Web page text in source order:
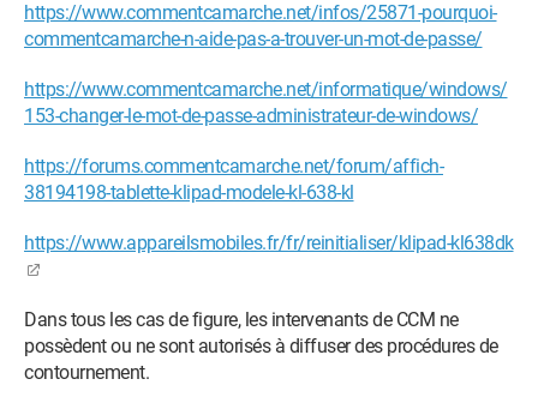
https://www.commentcamarche.net/infos/25871-pourquoi-
commentcamarche-n-aide-pas-a-trouver-un-mot-de-passe/
https://www.commentcamarche.net/informatique/windows/
153-changer-le-mot-de-passe-administrateur-de-windows/
https://forums.commentcamarche.net/forum/affich-
38194198-tablette-klipad-modele-kl-638-kl
https://www.appareilsmobiles.fr/fr/reinitialiser/klipad-kl638dk
Dans tous les cas de figure, les intervenants de CCM ne
possèdent ou ne sont autorisés à diffuser des procédures de
contournement.